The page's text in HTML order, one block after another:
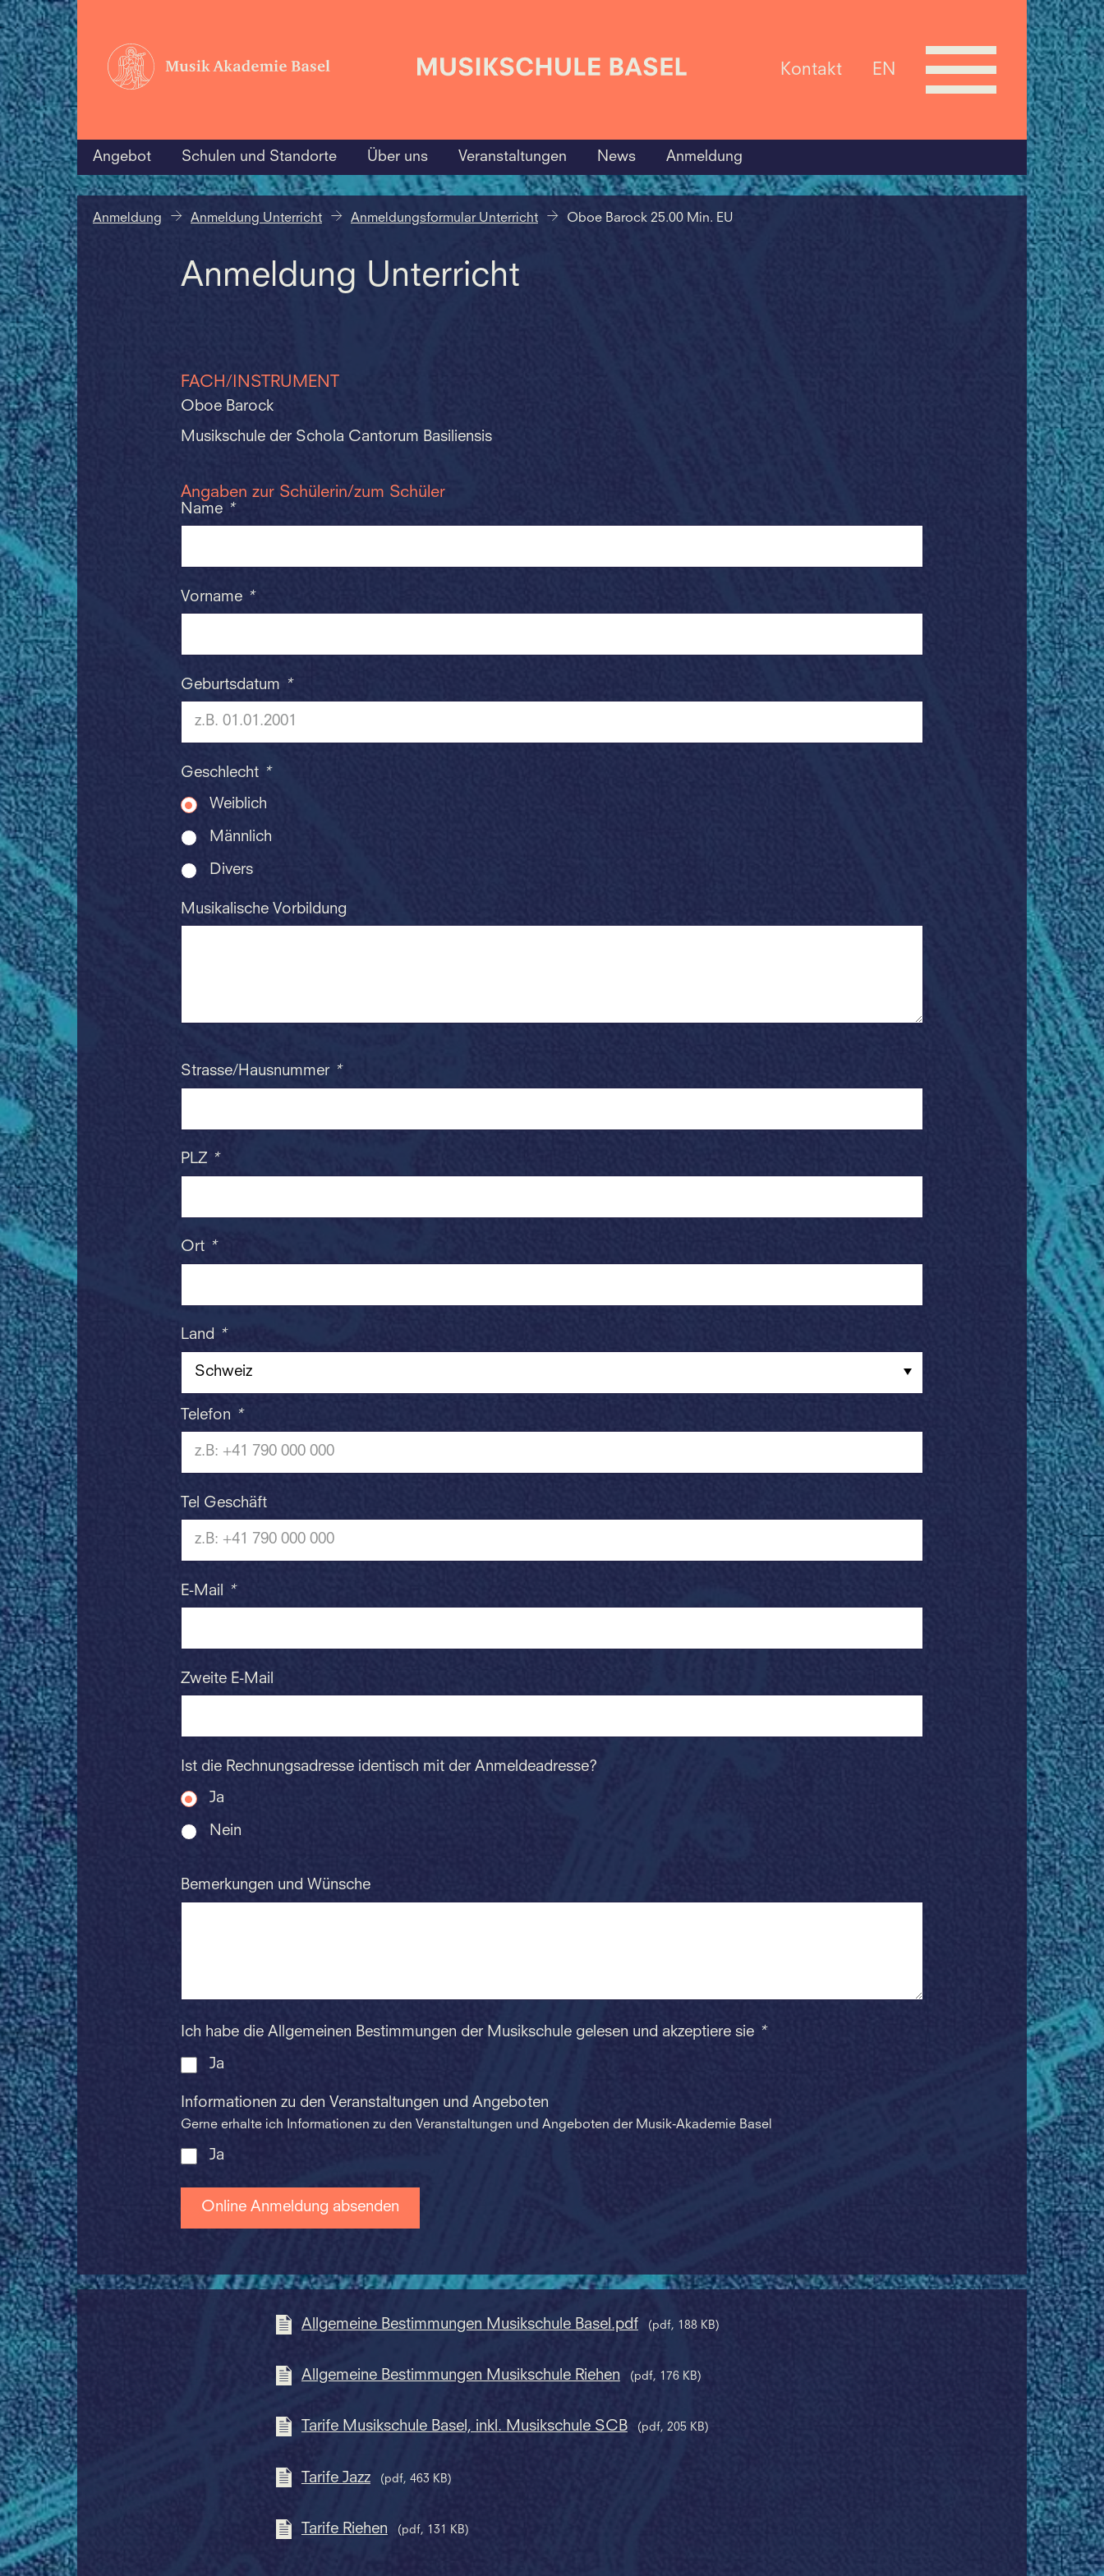
Kontakt EN
Angebot Schulen und Standorte Über uns Veranstaltungen News Anmeldung
Anmeldung Anmeldung Unterricht Anmeldungsformular Unterricht Oboe Barock 25.00 Min. EU
Anmeldung Unterricht
FACH/INSTRUMENT
Oboe Barock
Musikschule der Schola Cantorum Basiliensis
Angaben zur Schülerin/zum Schüler
Name *
Vorname *
Geburtsdatum *
Geschlecht *
Weiblich
Männlich
Divers
Musikalische Vorbildung
Strasse/Hausnummer *
PLZ *
Ort *
Land *
Telefon *
Tel Geschäft
E-Mail *
Zweite E-Mail
Ist die Rechnungsadresse identisch mit der Anmeldeadresse?
Ja
Nein
Bemerkungen und Wünsche
Ich habe die Allgemeinen Bestimmungen der Musikschule gelesen und akzeptiere sie *
Ja
Informationen zu den Veranstaltungen und Angeboten
Gerne erhalte ich Informationen zu den Veranstaltungen und Angeboten der Musik-Akademie Basel
Ja
Allgemeine Bestimmungen Musikschule Basel.pdf (pdf, 188 KB)
Allgemeine Bestimmungen Musikschule Riehen (pdf, 176 KB)
Tarife Musikschule Basel, inkl. Musikschule SCB (pdf, 205 KB)
Tarife Jazz (pdf, 463 KB)
Tarife Riehen (pdf, 131 KB)